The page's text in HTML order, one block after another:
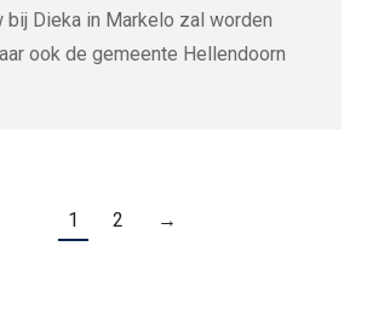
Dieka in Markelo zal worden
ook de gemeente Hellendoorn
1 2 →